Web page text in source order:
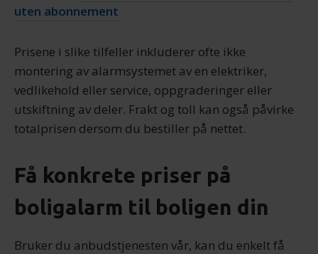
uten abonnement
Prisene i slike tilfeller inkluderer ofte ikke
montering av alarmsystemet av en elektriker,
vedlikehold eller service, oppgraderinger eller
utskiftning av deler. Frakt og toll kan også påvirke
totalprisen dersom du bestiller på nettet.
Få konkrete priser på
boligalarm til boligen din
Bruker du anbudstjenesten vår, kan du enkelt få